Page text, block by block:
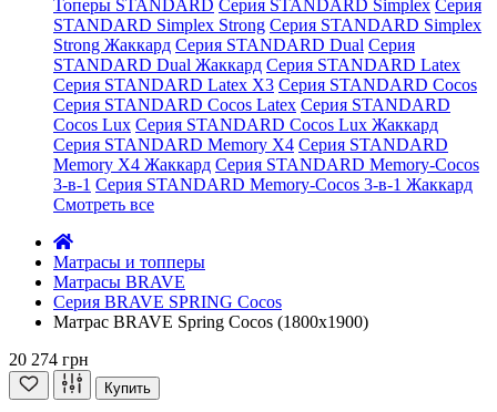
Топеры STANDARD Серия STANDARD Simplex Серия
STANDARD Simplex Strong Серия STANDARD Simplex
Strong Жаккард Серия STANDARD Dual Серия
STANDARD Dual Жаккард Серия STANDARD Latex
Серия STANDARD Latex X3 Серия STANDARD Cocos
Серия STANDARD Cocos Latex Серия STANDARD
Cocos Lux Серия STANDARD Cocos Lux Жаккард
Серия STANDARD Memory X4 Серия STANDARD
Memory X4 Жаккард Серия STANDARD Memory-Cocos
3-в-1 Серия STANDARD Memory-Cocos 3-в-1 Жаккард
Смотреть все
Матрасы и топперы
Матрасы BRAVE
Серия BRAVE SPRING Cocos
Матрас BRAVE Spring Cocos (1800x1900)
20 274 грн
Купить